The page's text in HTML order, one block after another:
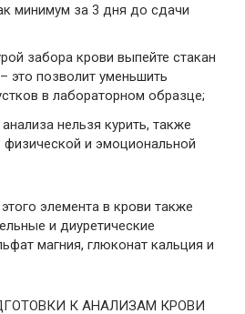
минимум за 3 дня до сдачи
забора крови выпейте стакан
это позволит уменьшить
в лабораторном образце;
нельзя курить, также
физической и эмоциональной
элемента в крови также
и диуретические
магния, глюконат кальция и
К АНАЛИЗАМ КРОВИ